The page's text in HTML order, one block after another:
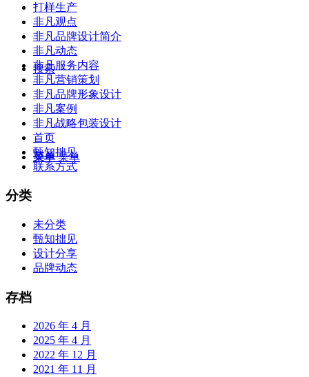
搜索
菜单 菜单
打样生产
非凡观点
非凡品牌设计简介
非凡动态
非凡服务内容
非凡营销策划
非凡品牌形象设计
非凡案例
非凡战略包装设计
首页
甄知拙见
联系方式
分类
未分类
甄知拙见
设计分享
品牌动态
存档
2026 年 4 月
2025 年 4 月
2022 年 12 月
2021 年 11 月